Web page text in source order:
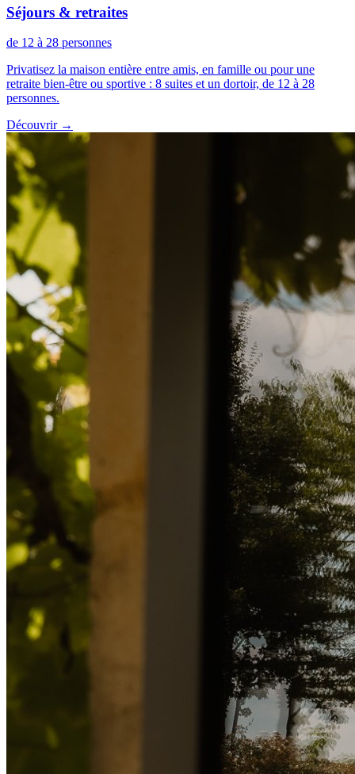
Séjours & retraites
de 12 à 28 personnes
Privatisez la maison entière entre amis, en famille ou pour une
retraite bien-être ou sportive : 8 suites et un dortoir, de 12 à 28
personnes.
Découvrir →